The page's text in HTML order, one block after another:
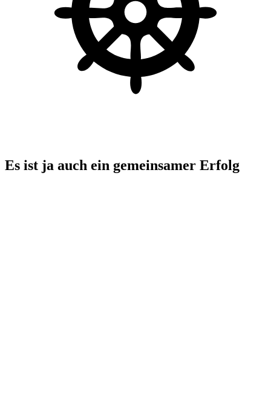
Es ist ja auch ein gemeinsamer Erfolg